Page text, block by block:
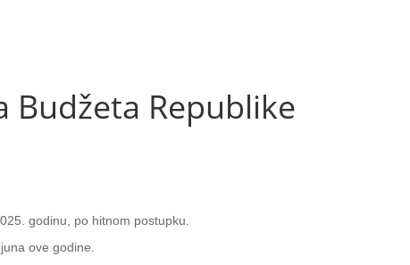
Budžeta Republike
godinu, po hitnom postupku.
ove godine.